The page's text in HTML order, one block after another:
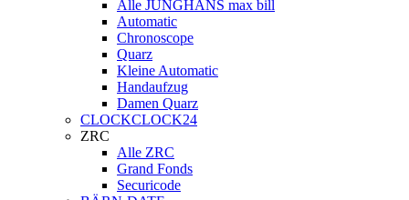
Alle JUNGHANS max bill
Automatic
Chronoscope
Quarz
Kleine Automatic
Handaufzug
Damen Quarz
CLOCKCLOCK24
ZRC
Alle ZRC
Grand Fonds
Securicode